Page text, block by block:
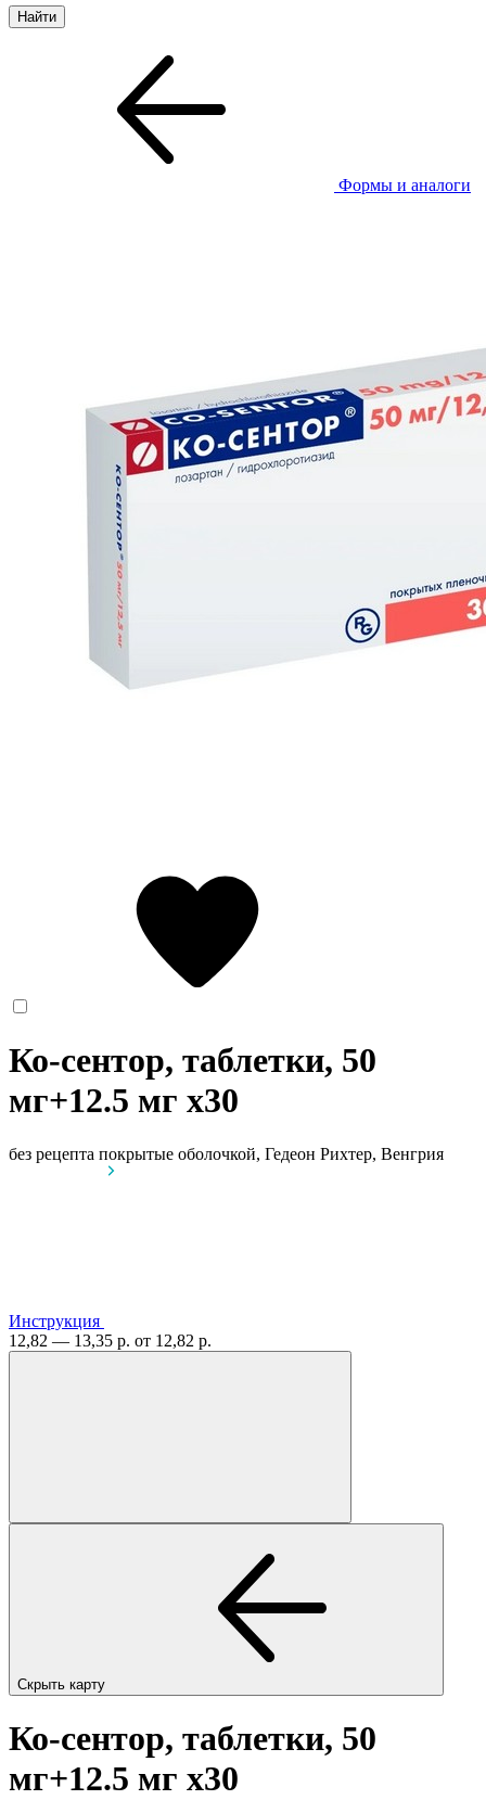
Формы и аналоги
Ко-сентор, таблетки, 50
мг+12.5 мг x30
без рецепта покрытые оболочкой, Гедеон Рихтер, Венгрия
Инструкция
12,82 — 13,35 р. от 12,82 р.
Скрыть карту
Ко-сентор, таблетки, 50
мг+12.5 мг x30